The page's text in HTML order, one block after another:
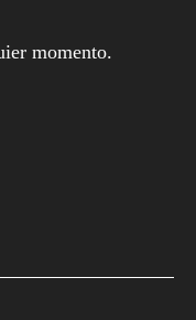
momento.